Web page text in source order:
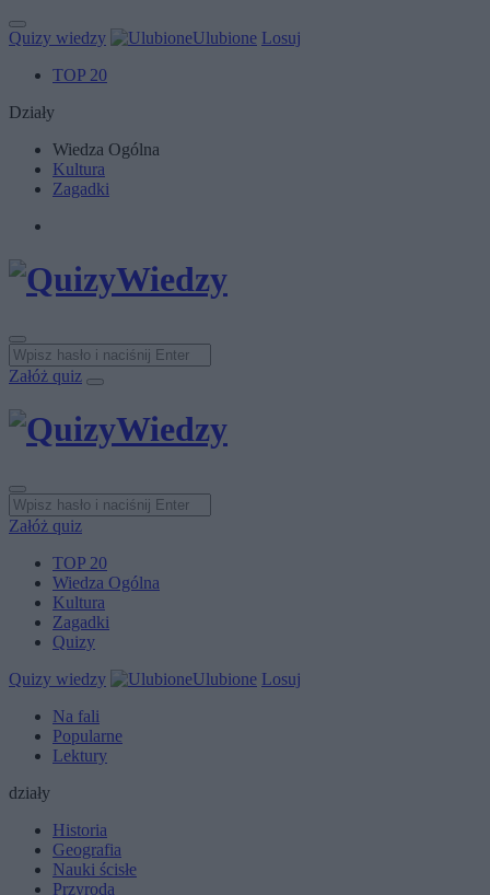
Quizy wiedzy Ulubione Losuj
TOP 20
Działy
Wiedza Ogólna
Kultura
Zagadki
Załóż quiz
Załóż quiz
TOP 20
Wiedza Ogólna
Kultura
Zagadki
Quizy
Quizy wiedzy
Ulubione Losuj
Na fali
Popularne
Lektury
działy
Historia
Geografia
Nauki ścisłe
Przyroda